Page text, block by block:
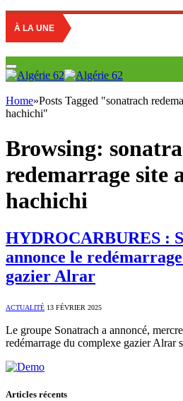
À LA UNE
Home»Posts Tagged "sonatrach
hachichi"
Browsing:
redemarrage site
hachichi
HYDROCARBURES :
annonce le
gazier Alrar
ACTUALITÉ 13 FÉVRIER 2025
Le groupe Sonatrach a annoncé,
redémarrage du complexe gazier Alrar
Articles récents